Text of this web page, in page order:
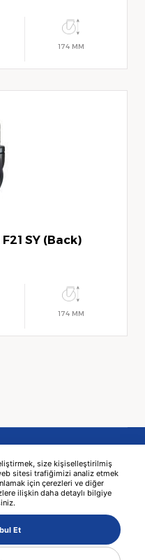
size kişiselleştirilmiş
sitesi trafiğimizi analiz etmek
için çerezleri ve diğer
ilişkin daha detaylı bilgiye
Et
174 MM
SY (Back)
174 MM
计 MediaClick